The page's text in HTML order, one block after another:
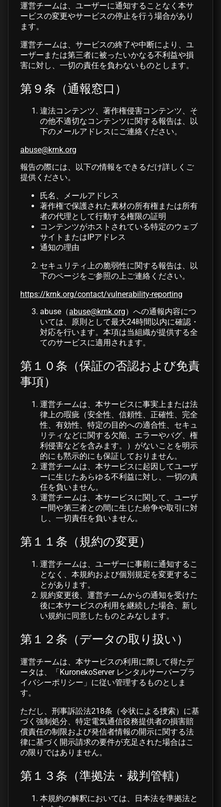
運営チームは、ユーザーに通知することなく本サ
ービスの変更やサービスの停止を行う場合があり
ます。
運営チームは、サービスの終了や中断により、ユ
ーザーまたは第三者に被ったいかなる不利益や損
害に対し、一切の責任を負わないものとします。
第９条（通報窓口）
違法コンテンツ、著作権侵害コンテンツ、そ
の他不適切なコンテンツに関する報告は、以
下のメールアドレスにご連絡ください。
abuse@krnk.org
報告の際には、以下の情報をできるだけ詳しくご
提供ください。
氏名、メールアドレス
著作権で保護された素材の所有権または所有
者の代理として行動する権限の証明
コンテンツがホストされている特定のウェブ
サイトまたはIPアドレス
通知の理由
セキュリティ上の脆弱性に関する報告は、以
下のページをご参照の上ご連絡ください。
https://krnk.org/contact/vulnerability-reporting
abuse（abuse@krnk.org）への通報内容につ
いては、原則として最大24時間以内に確認・
対応を行います。本項は当組織が提供する全
てのサービスに適用されます。
第１０条（保証の否認および免責
事項）
運営チームは、本サービスに事実上または法
律上の瑕疵（安全性、信頼性、正確性、完全
性、有効性、特定の目的への適合性、セキュ
リティなどに関する欠陥、エラーやバグ、権
利侵害などを含みます。）がないことを明示
的にも黙示的にも保証しておりません。
運営チームは、本サービスに起因してユーザ
ーに生じたあらゆる不利益に対し、一切の責
任を負いません。
運営チームは、本サービスに関して、ユーザ
ー間や第三者との間に生じた紛争や取引に対
し、一切責任を負いません。
第１１条（規約の変更）
運営チームは、ユーザーに事前に通知するこ
となく、本規約および個別規定を変更するこ
とがあります。
規約変更後、運営チームからの通知を受けた
後に本サービスの利用を継続した場合、新し
い規約に同意したものとみなします。
第１２条（データの取り扱い）
運営チームは、本サービスの利用に際して得たデ
ータは、「KuronekoServer レンタルサーバープラ
イバシーポリシー」に従い管理するものとしま
す。
ただし、刑事訴訟法218条（令状による捜索）に基
づく強制処分、特定電気通信役務提供者の損害賠
償責任の制限および発信者情報の開示に関する法
律に基づく開示請求の要件が充足された場合はこ
の限りではありません。
第１３条（準拠法・裁判管轄）
本規約の解釈においては、日本法を準拠法と